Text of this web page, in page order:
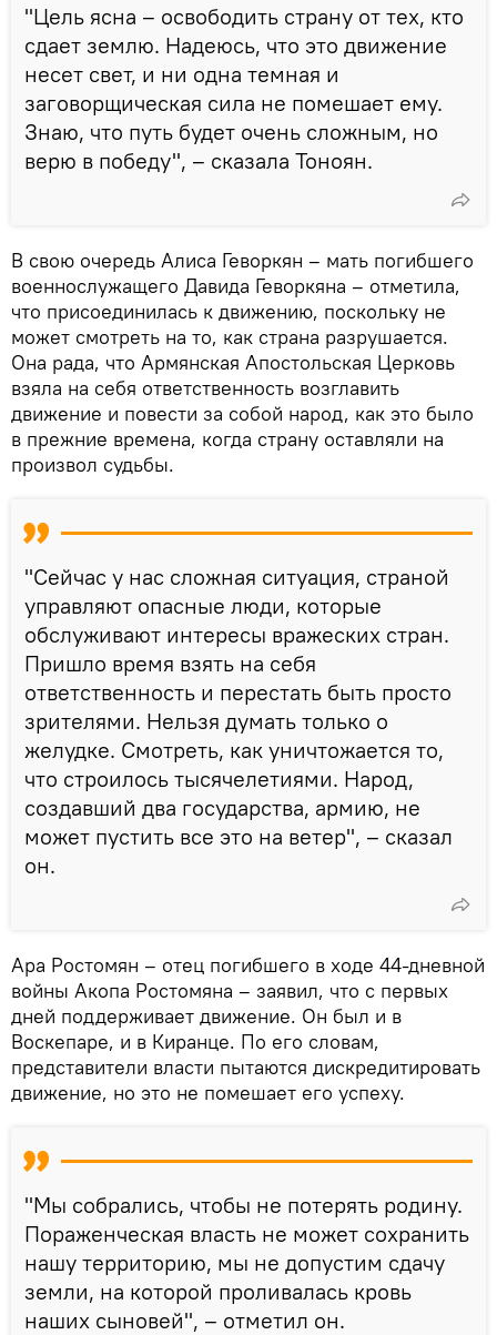
"Цель ясна – освободить страну от тех, кто
сдает землю. Надеюсь, что это движение
несет свет, и ни одна темная и
заговорщическая сила не помешает ему.
Знаю, что путь будет очень сложным, но
верю в победу", – сказала Тоноян.
В свою очередь Алиса Геворкян – мать погибшего
военнослужащего Давида Геворкяна – отметила,
что присоединилась к движению, поскольку не
может смотреть на то, как страна разрушается.
Она рада, что Армянская Апостольская Церковь
взяла на себя ответственность возглавить
движение и повести за собой народ, как это было
в прежние времена, когда страну оставляли на
произвол судьбы.
"Сейчас у нас сложная ситуация, страной
управляют опасные люди, которые
обслуживают интересы вражеских стран.
Пришло время взять на себя
ответственность и перестать быть просто
зрителями. Нельзя думать только о
желудке. Смотреть, как уничтожается то,
что строилось тысячелетиями. Народ,
создавший два государства, армию, не
может пустить все это на ветер", – сказал
он.
Ара Ростомян – отец погибшего в ходе 44-дневной
войны Акопа Ростомяна – заявил, что с первых
дней поддерживает движение. Он был и в
Воскепаре, и в Киранце. По его словам,
представители власти пытаются дискредитировать
движение, но это не помешает его успеху.
"Мы собрались, чтобы не потерять родину.
Пораженческая власть не может сохранить
нашу территорию, мы не допустим сдачу
земли, на которой проливалась кровь
наших сыновей", – отметил он.